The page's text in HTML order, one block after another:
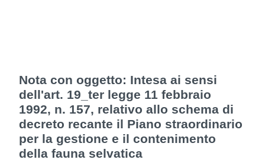
Nota con oggetto: Intesa ai sensi
dell'art. 19_ter legge 11 febbraio
1992, n. 157, relativo allo schema di
decreto recante il Piano straordinario
per la gestione e il contenimento
della fauna selvatica